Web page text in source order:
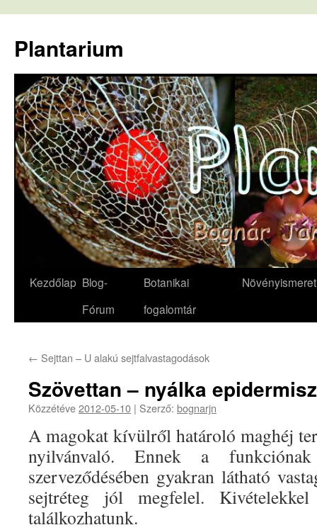
tartalomba
Plantarium
Kezdőlap Blog-
Fórum
Botanikai
fogalomtár
Növényismeret
← Sejttan – U alakú sejtfalvastagodások
Szövettan – nyálka epidermisz
Közzétéve2012-05-10 | Szerző: bognarjn
A magokat kívülről határoló maghéj
nyilvánvaló. Ennek a
szerveződésében gyakran látható
sejtréteg jól megfelel.
találkozhatunk.